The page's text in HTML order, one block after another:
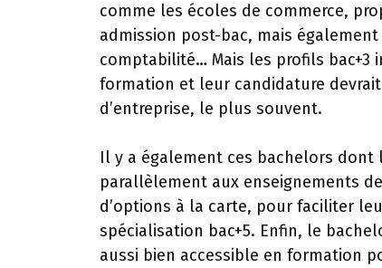
comme les écoles de commerce,
admission post-bac, mais
comptabilité… Mais les profils
formation et leur candidature
d’entreprise, le plus souvent.
Il y a également ces bachelors dont
parallèlement aux enseignements
d’options à la carte, pour faciliter
spécialisation bac+5. Enfin, le
aussi bien accessible en formation